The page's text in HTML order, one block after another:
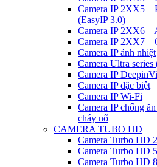
Camera IP 2XX5 –
(EasyIP 3.0)
Camera IP 2XX6 –
Camera IP 2XX7 –
Camera IP ảnh nhiệt
Camera Ultra series
Camera IP
Camera IP đặc biệt
Camera IP Wi-Fi
Camera IP chống
cháy nổ
CAMERA TUBO HD
Camera Turbo HD
Camera Turbo HD
Camera Turbo HD